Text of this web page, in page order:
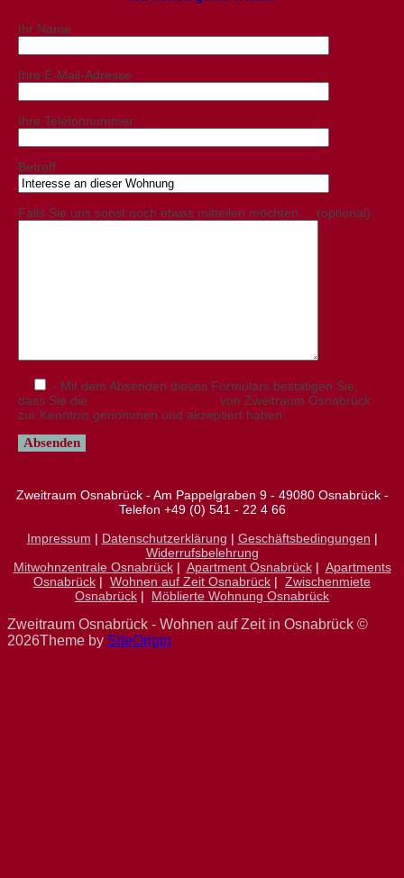
Ihr Name
Ihre E-Mail-Adresse
Ihre Telefonnummer
Betreff
Falls Sie uns sonst noch etwas mitteilen möchten ... (optional)
- Mit dem Absenden dieses Formulars bestätigen Sie,
dass Sie die
von Zweitraum Osnabrück
zur Kenntnis genommen und akzeptiert haben.
Zweitraum Osnabrück - Am Pappelgraben 9 - 49080 Osnabrück -
Telefon +49 (0) 541 - 22 4 66
Impressum | Datenschutzerklärung | Geschäftsbedingungen |
Widerrufsbelehrung
Mitwohnzentrale Osnabrück| Apartment Osnabrück| Apartments
Osnabrück | Wohnen auf Zeit Osnabrück | Zwischenmiete
Osnabrück | Möblierte Wohnung Osnabrück
Zweitraum Osnabrück - Wohnen auf Zeit in Osnabrück ©
2026Theme by SiteOrigin